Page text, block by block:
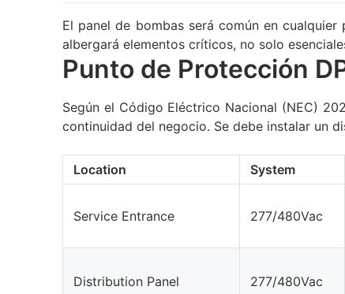
El panel de bombas será común en
albergará elementos críticos, no solo
Punto de Protección
Según el Código Eléctrico Nacional (NEC)
continuidad del negocio. Se debe instalar un
Location System
Service Entrance 277/480Vac
Distribution Panel 277/480Vac